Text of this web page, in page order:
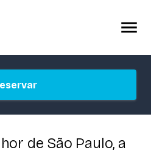
de São Paulo, a